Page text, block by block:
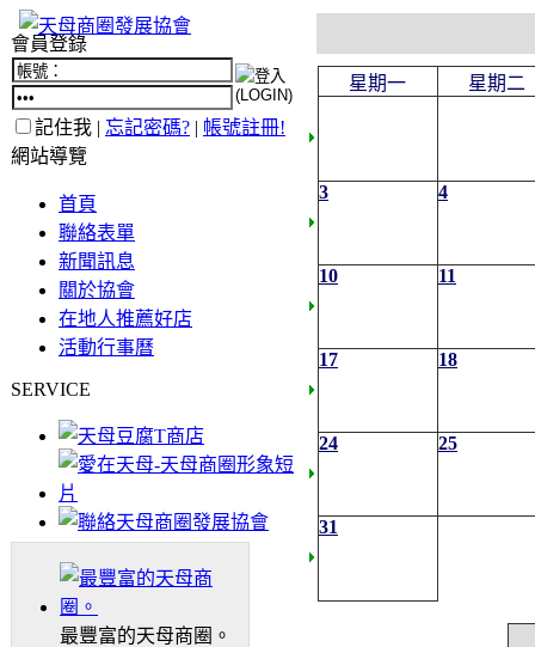
會員登錄
記住我 | 忘記密碼? | 帳號註冊!
網站導覽
首頁
聯絡表單
新聞訊息
關於協會
在地人推薦好店
活動行事曆
SERVICE
最豐富的天母商圈。
星期一 星期二
3 4
10 11
17 18
24 25
31